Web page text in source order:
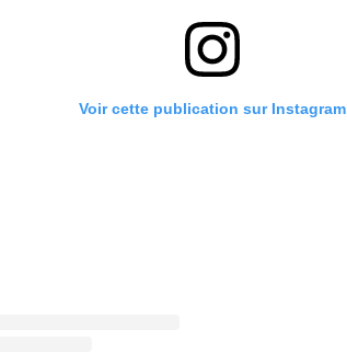
Voir cette publication sur Instagram